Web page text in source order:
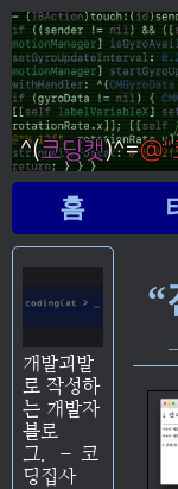
홈
개발괴발
로 작성하
는 개발자
블로
그.
– 코
딩집사
“